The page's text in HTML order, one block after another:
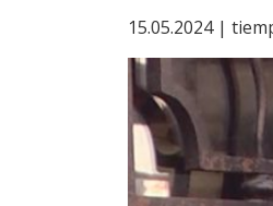
15.05.2024 |